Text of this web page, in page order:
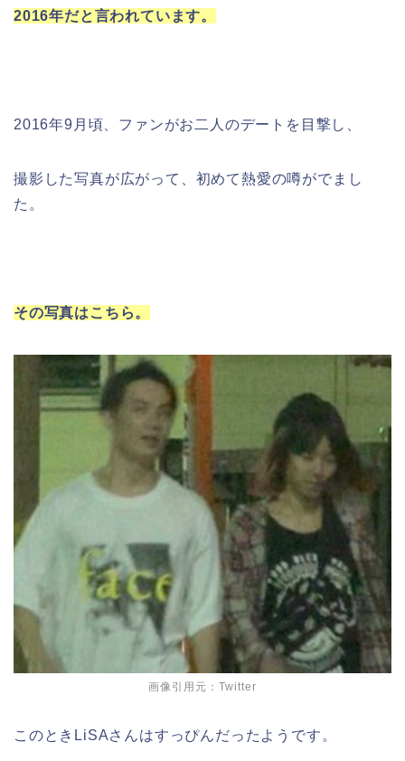
2016年だと言われています。
2016年9月頃、ファンがお二人のデートを目撃し、
撮影した写真が広がって、初めて熱愛の噂がでまし
た。
その写真はこちら。
画像引用元：Twitter
このときLiSAさんはすっぴんだったようです。